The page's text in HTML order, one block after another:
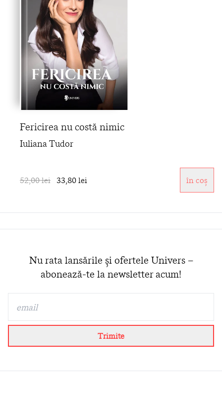
Fericirea nu costă nimic
Iuliana Tudor
52,00 lei 33,80 lei în coș
Nu rata lansările și ofertele Univers –
abonează-te la newsletter acum!
Trimite